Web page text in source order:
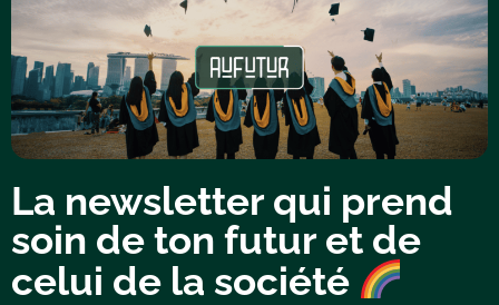
La newsletter qui prend
soin de ton futur et de
celui de la société